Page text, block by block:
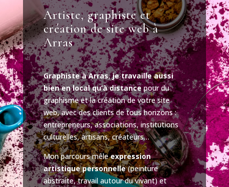
Artiste, graphiste et
création de site web à
Arras
Graphiste à Arras,je travaille aussi
bien en local qu’à distancepour du
graphisme et la création de votre site
web, avec des clients de tous horizons :
entrepreneurs, associations, institutions
culturelles, artisans, créateurs…
Mon parcours mêleexpression
artistique personnelle(peinture
abstraite, travail autour du vivant) et